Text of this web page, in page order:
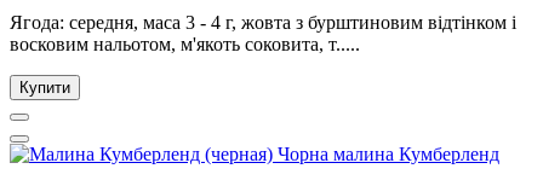
Ягода: середня, маса 3 - 4 г, жовта з бурштиновим відтінком і
восковим нальотом, м'якоть соковита, т.....
Купити